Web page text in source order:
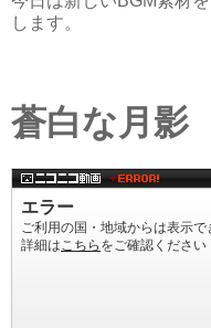
します。
蒼白な月影